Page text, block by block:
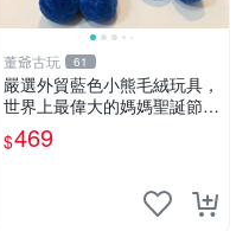
董爺古玩 61
嚴選外貿藍色小熊毛絨玩具，
世界上最偉大的媽媽聖誕節推
薦禮物 五角星 兒童玩具 母親
節
$469